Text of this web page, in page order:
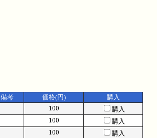
備考 価格(円)
購入
100
購入
100
購入
100
購入